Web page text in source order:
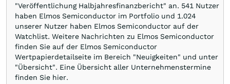
"Veröffentlichung Halbjahresfinanzbericht" an. 541 Nutzer
haben Elmos Semiconductor im Portfolio und 1.024
unserer Nutzer haben Elmos Semiconductor auf der
Watchlist. Weitere Nachrichten zu Elmos Semiconductor
finden Sie auf der Elmos Semiconductor
Wertpapierdetailseite im Bereich "Neuigkeiten" und unter
"Übersicht". Eine Übersicht aller Unternehmenstermine
finden Sie hier.